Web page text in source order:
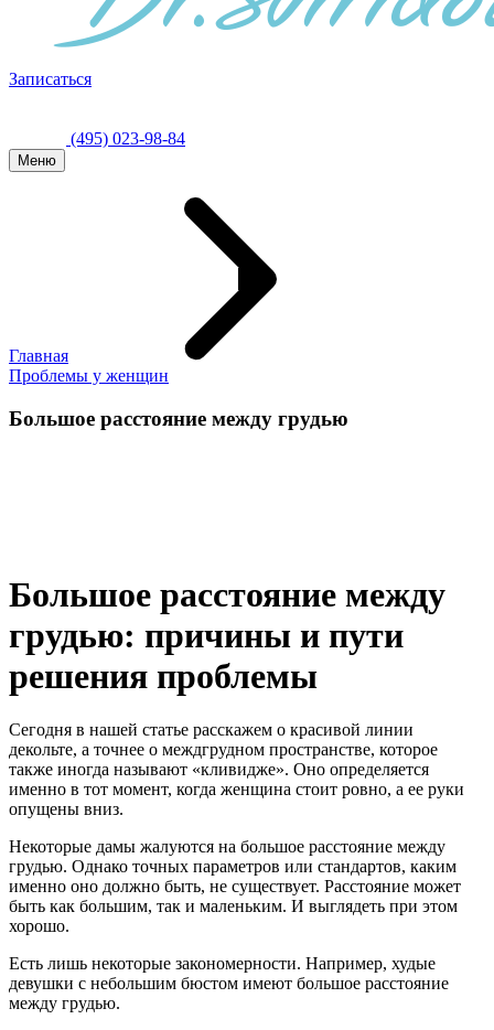
Записаться
(495) 023-98-84
Меню
Главная
Проблемы у женщин
Большое расстояние между грудью
Большое расстояние между
грудью: причины и пути
решения проблемы
Сегодня в нашей статье расскажем о красивой линии
декольте, а точнее о междгрудном пространстве, которое
также иногда называют «кливидже». Оно определяется
именно в тот момент, когда женщина стоит ровно, а ее руки
опущены вниз.
Некоторые дамы жалуются на большое расстояние между
грудью. Однако точных параметров или стандартов, каким
именно оно должно быть, не существует. Расстояние может
быть как большим, так и маленьким. И выглядеть при этом
хорошо.
Есть лишь некоторые закономерности. Например, худые
девушки с небольшим бюстом имеют большое расстояние
между грудью.